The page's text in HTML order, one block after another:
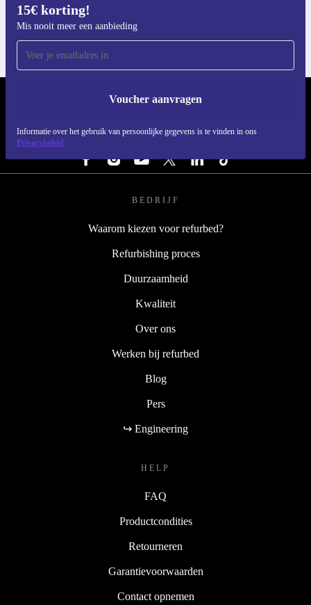
15€ korting!
Mis nooit meer een aanbieding
Voucher aanvragen
Informatie over het gebruik van persoonlijke gegevens is te vinden in ons
Privacybeleid
REFURBED NEDERLAND - RETHINK NEW.
VOLG ONS
BEDRIJF
Waarom kiezen voor refurbed?
Refurbishing proces
Duurzaamheid
Kwaliteit
Over ons
Werken bij refurbed
Blog
Pers
↪ Engineering
HELP
FAQ
Productcondities
Retourneren
Garantievoorwaarden
Contact opnemen